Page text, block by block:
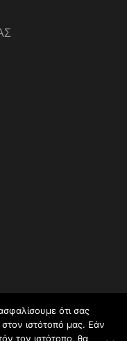
ότι σας
ιστότοπό μας. Εάν
τον ιστότοπο, θα